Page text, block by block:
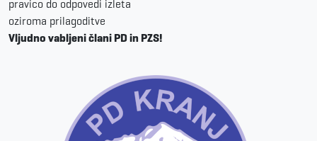
pravico do odpovedi izleta
oziroma prilagoditve
Vljudno vabljeni člani PD in PZS!